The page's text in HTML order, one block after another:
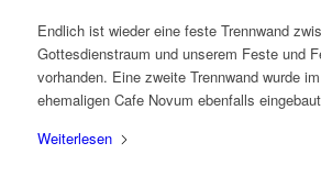
Endlich ist wieder eine feste Trennwand
Gottesdienstraum und unserem Feste und
vorhanden. Eine zweite Trennwand wurde
ehemaligen Cafe Novum ebenfalls
Weiterlesen